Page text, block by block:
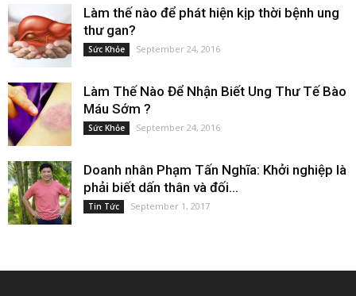
Làm thế nào để phát hiện kịp thời bệnh ung
thư gan?
Sức Khỏe September 24, 2016
Làm Thế Nào Để Nhận Biết Ung Thư Tế Bào
Máu Sớm ?
Sức Khỏe September 24, 2016
Doanh nhân Phạm Tấn Nghĩa: Khởi nghiệp là
phải biết dấn thân và đối...
Tin Tức September 1, 2017